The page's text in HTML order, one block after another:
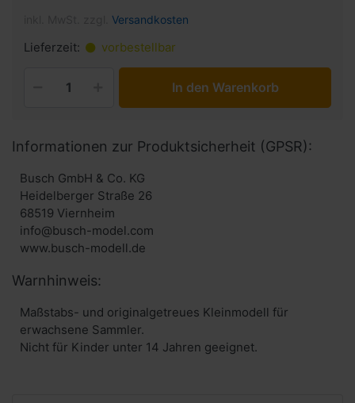
Versandkosten
Lieferzeit: vorbestellbar
In den Warenkorb
Informationen zur Produktsicherheit (GPSR):
Busch GmbH & Co. KG
Heidelberger Straße 26
68519 Viernheim
info@busch-model.com
www.busch-modell.de
Warnhinweis:
Maßstabs- und originalgetreues Kleinmodell für
erwachsene Sammler.
Nicht für Kinder unter 14 Jahren geeignet.